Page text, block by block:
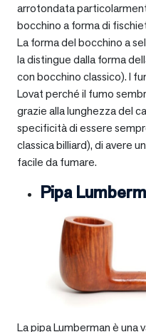
arrotondata
bocchino a forma di
La forma del bocchino a
la distingue dalla forma
con bocchino classico). I
Lovat perché il fumo
grazie alla lunghezza del
specificità di essere
classica billiard), di avere
facile da fumare.
Pipa
La pipa Lumberman è una